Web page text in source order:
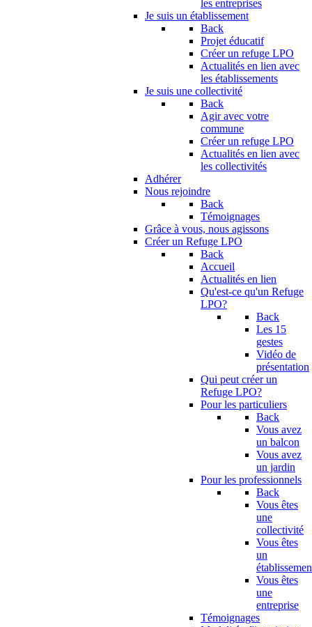
les entreprises
Je suis un établissement
Back
Projet éducatif
Créer un refuge LPO
Actualités en lien avec
les établissements
Je suis une collectivité
Back
Agir avec votre
commune
Créer un refuge LPO
Actualités en lien avec
les collectivités
Adhérer
Nous rejoindre
Back
Témoignages
Grâce à vous, nous agissons
Créer un Refuge LPO
Back
Accueil
Actualités en lien
Qu'est-ce qu'un Refuge
LPO?
Back
Les 15
gestes
Vidéo de
présentation
Qui peut créer un
Refuge LPO?
Pour les particuliers
Back
Vous avez
un balcon
Vous avez
un jardin
Pour les professionnels
Back
Vous êtes
une
collectivité
Vous êtes
un
Vous êtes
une
entreprise
Témoignages